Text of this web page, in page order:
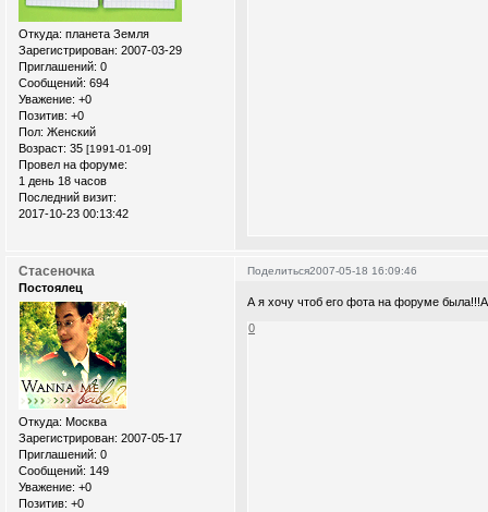
Откуда: планета Земля
Зарегистрирован: 2007-03-29
Приглашений: 0
Сообщений: 694
Уважение: +0
Позитив: +0
Пол: Женский
Возраст: 35 [1991-01-09]
Провел на форуме:
1 день 18 часов
Последний визит:
2017-10-23 00:13:42
Поделиться2007-05-18 16:09:46
Стасеночка
Постоялец
Откуда: Москва
Зарегистрирован: 2007-05-17
Приглашений: 0
Сообщений: 149
Уважение: +0
Позитив: +0
А я хочу чтоб его фота на форуме
0